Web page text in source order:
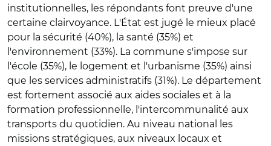
institutionnelles, les répondants font preuve d'une
certaine clairvoyance. L'État est jugé le mieux placé
pour la sécurité (40%), la santé (35%) et
l'environnement (33%). La commune s'impose sur
l'école (35%), le logement et l'urbanisme (35%) ainsi
que les services administratifs (31%). Le département
est fortement associé aux aides sociales et à la
formation professionnelle, l'intercommunalité aux
transports du quotidien. Au niveau national les
missions stratégiques, aux niveaux locaux et